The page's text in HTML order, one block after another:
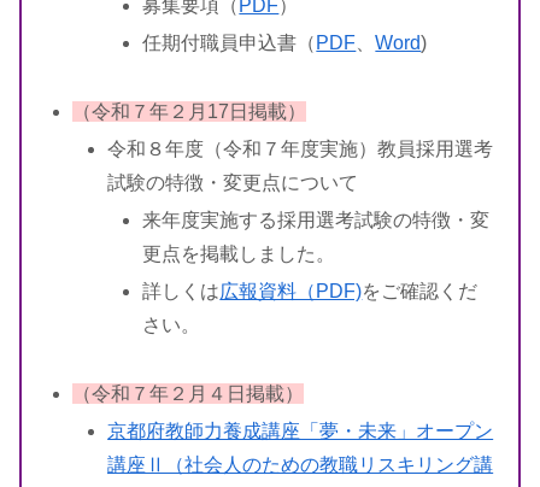
募集要項（ PDF）
任期付職員申込書（ PDF 、Word)
（令和７年２月17日掲載）
令和８年度（令和７年度実施）教員採用選考
試験の特徴・変更点について
来年度実施する採用選考試験の特徴・変
更点を掲載しました。
詳しくは広報資料（PDF)をご確認くだ
さい。
（令和７年２月４日掲載）
京都府教師力養成講座「夢・未来」オープン
講座Ⅱ（社会人のための教職リスキリング講